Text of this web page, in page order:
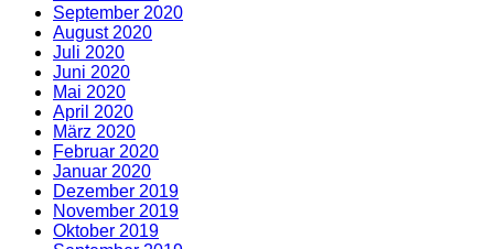
September 2020
August 2020
Juli 2020
Juni 2020
Mai 2020
April 2020
März 2020
Februar 2020
Januar 2020
Dezember 2019
November 2019
Oktober 2019